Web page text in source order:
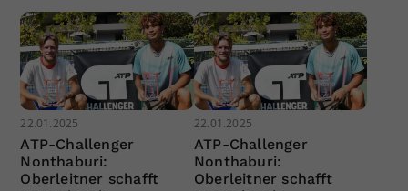
22.01.2025
ATP-Challenger
Nonthaburi:
Oberleitner schafft
22.01.2025
ATP-Challenger
Nonthaburi:
Oberleitner schafft